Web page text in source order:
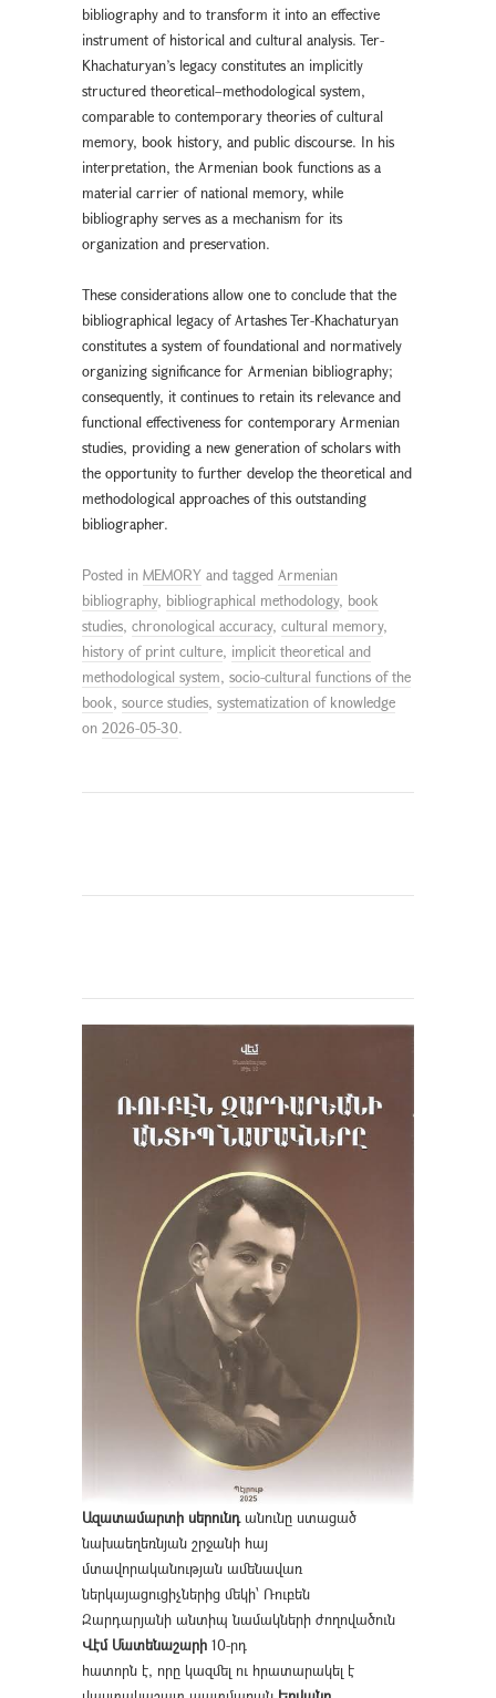
bibliography and to transform it into an effective
instrument of historical and cultural analysis. Ter-
Khachaturyan’s legacy constitutes an implicitly
structured theoretical–methodological system,
comparable to contemporary theories of cultural
memory, book history, and public discourse. In his
interpretation, the Armenian book functions as a
material carrier of national memory, while
bibliography serves as a mechanism for its
organization and preservation.
These considerations allow one to conclude that the
bibliographical legacy of Artashes Ter-Khachaturyan
constitutes a system of foundational and normatively
organizing significance for Armenian bibliography;
consequently, it continues to retain its relevance and
functional effectiveness for contemporary Armenian
studies, providing a new generation of scholars with
the opportunity to further develop the theoretical and
methodological approaches of this outstanding
bibliographer.
Posted in MEMORY and tagged Armenian
bibliography, bibliographical methodology, book
studies, chronological accuracy, cultural memory,
history of print culture, implicit theoretical and
methodological system, socio-cultural functions of the
book, source studies, systematization of knowledge
on 2026-05-30.
Ազատամարտի սերունդանունը ստացած
նախաեղեռնյան շրջանի հայ
մտավորականության ամենավառ
ներկայացուցիչներից մեկի՝ Ռուբեն
Զարդարյանի անտիպ նամակների ժողովածուն
Վէմ Մատենաշարի 10-րդ
հատորն է, որը կազմել ու հրատարակել է